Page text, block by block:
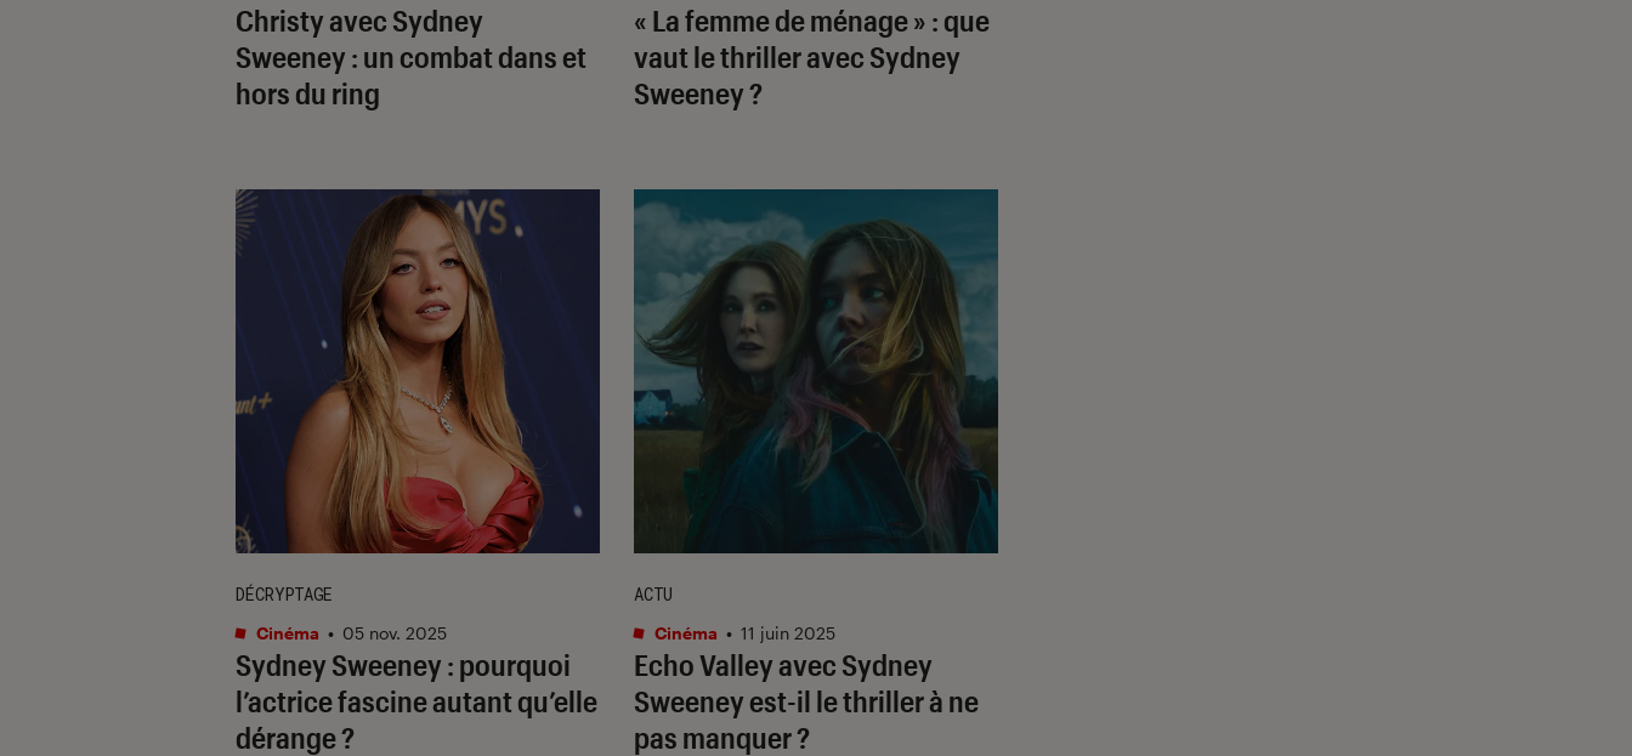
Christyavec Sydney
Sweeney : un combat dans et
hors du ring
« La femme de ménage » : que
vaut le thriller avec Sydney
Sweeney ?
Sydney Sweeney : pourquoi
l’actrice fascine autant qu’elle
dérange ?
DÉCRYPTAGE
Cinéma • 05 nov. 2025
Echo Valleyavec Sydney
Sweeney est-il le thriller à ne
pas manquer ?
ACTU
Cinéma • 11 juin 2025